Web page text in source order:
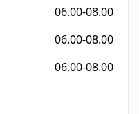
06.00-08.00
06.00-08.00
06.00-08.00